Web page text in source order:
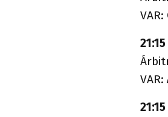
VAR:
21:15
VAR:
21:15